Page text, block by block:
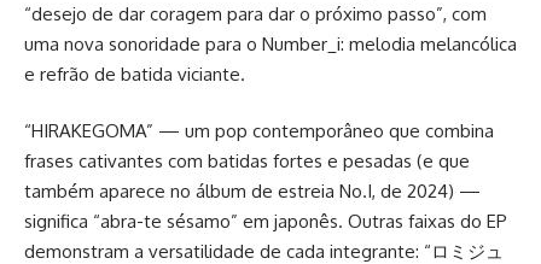
“desejo de dar coragem para dar o próximo passo”, com
uma nova sonoridade para o Number_i: melodia melancólica
e refrão de batida viciante.
“HIRAKEGOMA” — um pop contemporâneo que combina
frases cativantes com batidas fortes e pesadas (e que
também aparece no álbum de estreia No.I, de 2024) —
significa “abra-te sésamo” em japonês. Outras faixas do EP
demonstram a versatilidade de cada integrante: “ロミジュ